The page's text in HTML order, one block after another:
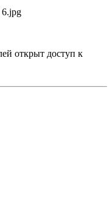
открыт доступ к